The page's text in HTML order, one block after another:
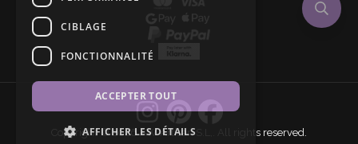
Copyright © 2026 AW Artisan S.L,. All rights reserved.
CIBLAGE
FONCTIONNALITÉ
ACCEPTER TOUT
AFFICHER LES DÉTAILS